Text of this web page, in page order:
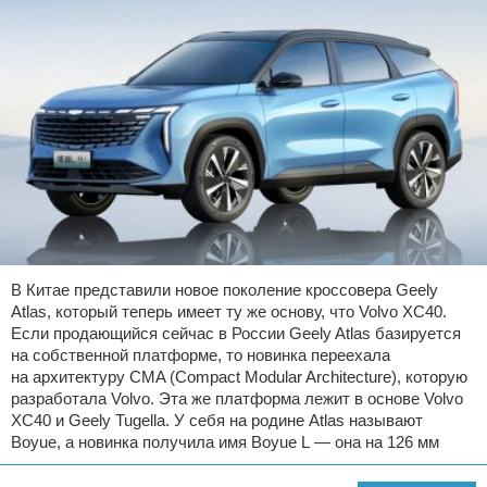
В Китае представили новое поколение кроссовера Geely
Atlas, который теперь имеет ту же основу, что Volvo XC40.
Если продающийся сейчас в России Geely Atlas базируется
на собственной платформе, то новинка переехала
на архитектуру CMA (Compact Modular Architecture), которую
разработала Volvo. Эта же платформа лежит в основе Volvo
XC40 и Geely Tugella. У себя на родине Atlas называют
Boyue, а новинка получила имя Boyue L — она на 126 мм